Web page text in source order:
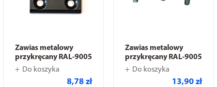
Zawias metalowy
przykręcany RAL-9005
Do koszyka
8,78 zł
Zawias metalowy
przykręcany RAL-9005
Do koszyka
13,90 zł